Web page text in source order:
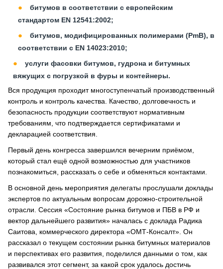
битумов в соответствии с европейским
стандартом EN 12541:2002;
битумов, модифицированных полимерами (PmB), в
соответствии с EN 14023:2010;
услуги фасовки битумов, гудрона и битумных
вяжущих с погрузкой в фуры и контейнеры.
Вся продукция проходит многоступенчатый производственный
контроль и контроль качества. Качество, долговечность и
безопасность продукции соответствуют нормативным
требованиям, что подтверждается сертификатами и
декларацией соответствия.
Первый день конгресса завершился вечерним приёмом,
который стал ещё одной возможностью для участников
познакомиться, рассказать о себе и обменяться контактами.
В основной день мероприятия делегаты прослушали доклады
экспертов по актуальным вопросам дорожно-строительной
отрасли. Сессия «Состояние рынка битумов и ПБВ в РФ и
вектор дальнейшего развития» началась с доклада Радика
Саитова, коммерческого директора «ОМТ-Консалт». Он
рассказал о текущем состоянии рынка битумных материалов
и перспективах его развития, поделился данными о том, как
развивался этот сегмент, за какой срок удалось достичь